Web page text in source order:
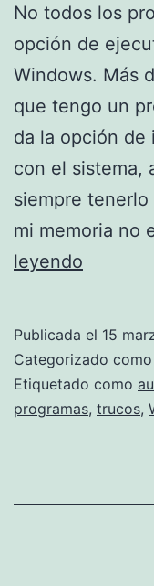
No todos los
opción de
Windows. Más
que tengo un
da la opción de
con el sistema,
siempre
mi memoria no
leyendo
al
iniciar
instalar
Publicada el 15
Categorizado como
Etiquetado como
programas, trucos,